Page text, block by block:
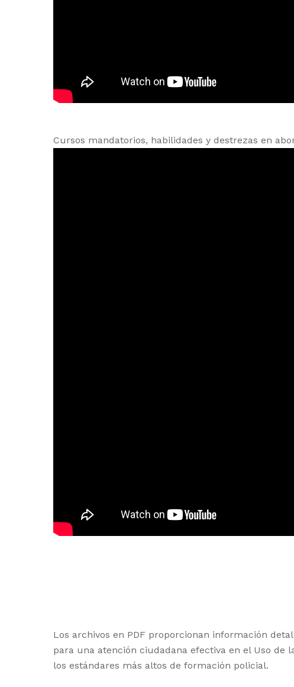
Cursos mandatorios, habilidades y destrezas en
Los archivos en PDF proporcionan información
para una atención ciudadana efectiva en el Uso
los estándares más altos de formación policial.